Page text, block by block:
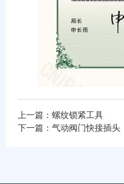
上一篇：螺纹锁紧工具
下一篇：气动阀门快接插头